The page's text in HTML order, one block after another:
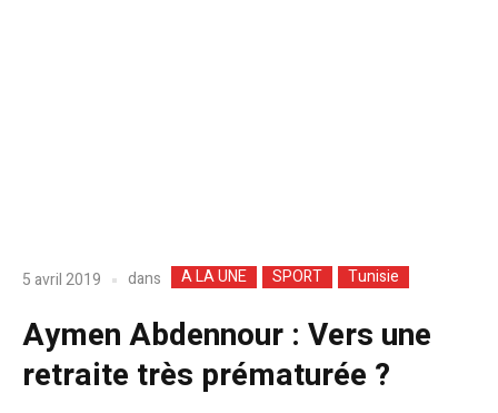
5 avril 2019 dans A LA UNE SPORT Tunisie
Aymen Abdennour : Vers une
retraite très prématurée ?